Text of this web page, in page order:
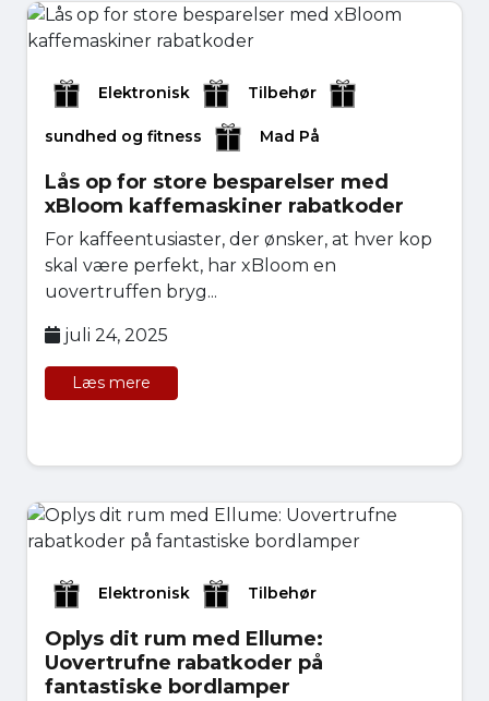
Elektronisk Tilbehør
sundhed og fitness Mad På
Lås op for store besparelser med
xBloom kaffemaskiner rabatkoder
For kaffeentusiaster, der ønsker, at hver kop
skal være perfekt, har xBloom en
uovertruffen bryg...
juli 24, 2025
Læs mere
Elektronisk Tilbehør
Oplys dit rum med Ellume:
Uovertrufne rabatkoder på
fantastiske bordlamper